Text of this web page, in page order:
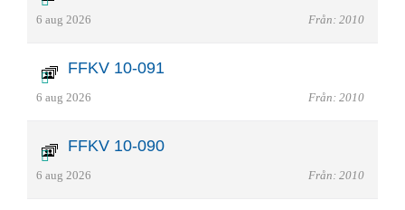
6 aug 2026 Från: 2010
FFKV 10-091
6 aug 2026 Från: 2010
FFKV 10-090
6 aug 2026 Från: 2010